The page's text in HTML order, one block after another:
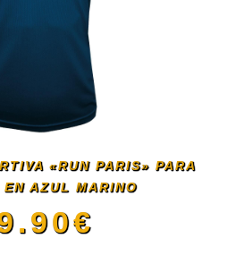
variantes.
Las
opciones
se
pueden
«RUN PARIS» PARA
EN AZUL MARINO
€